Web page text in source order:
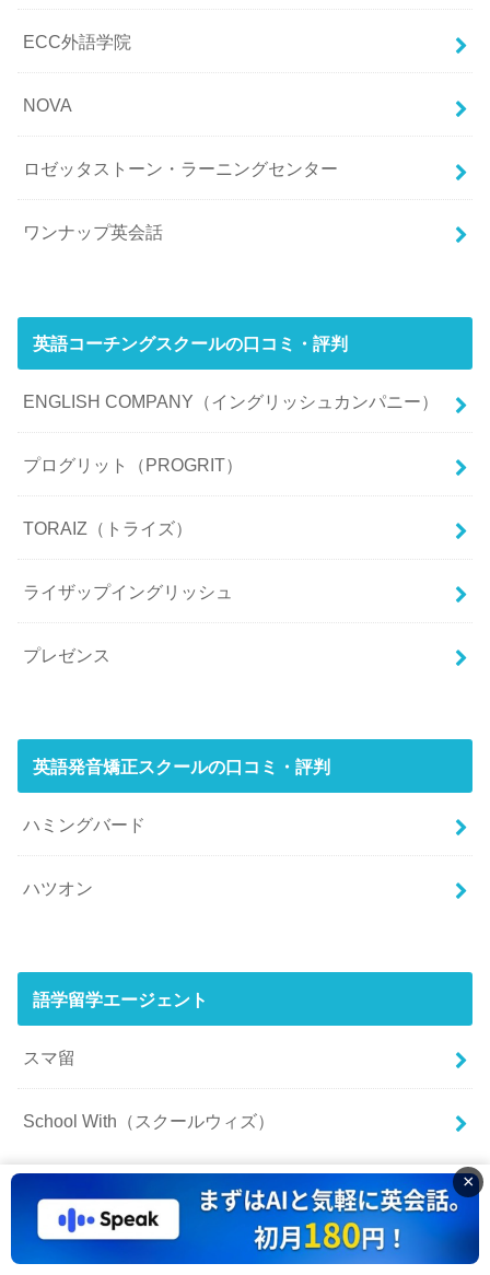
ECC外語学院
NOVA
ロゼッタストーン・ラーニングセンター
ワンナップ英会話
英語コーチングスクールの口コミ・評判
ENGLISH COMPANY（イングリッシュカンパニー）
プログリット（PROGRIT）
TORAIZ（トライズ）
ライザップイングリッシュ
プレゼンス
英語発音矯正スクールの口コミ・評判
ハミングバード
ハツオン
語学留学エージェント
スマ留
School With（スクールウィズ）
オンライン英会話で学ぶ
×